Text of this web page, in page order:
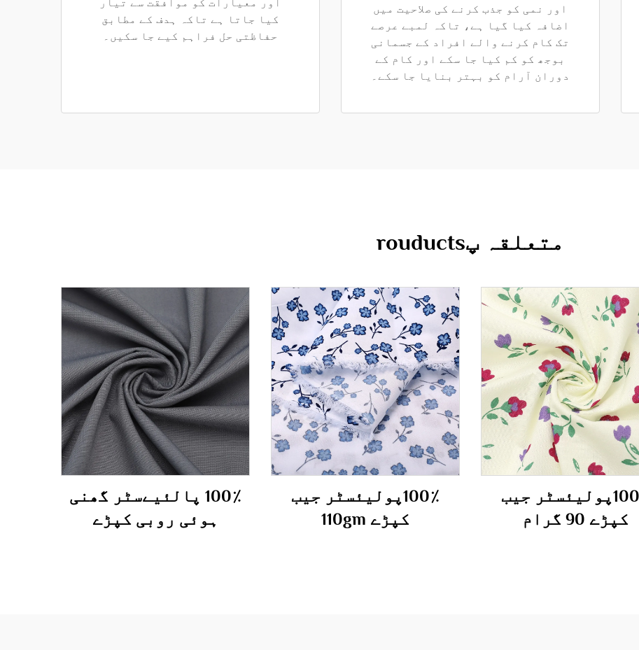
اور نمی کو جذب کرنے کی صلاحیت میں
اضافہ کیا گیا ہے، تاکہ لمبے عرصے
تک کام کرنے والے افراد کے جسمانی
بوجھ کو کم کیا جا سکے اور کام کے
دوران آرام کو بہتر بنایا جا سکے۔
اور معیارات کو موافقت سے تیار
کیا جاتا ہے تاکہ ہدف کے مطابق
حفاظتی حل فراہم کیے جا سکیں۔
متعلقہ پrouducts
100٪پولیئسٹر جیب
کپڑے 90 گرام
100٪پولیئسٹر جیب
کپڑے 110gm
100٪ پالئیےسٹر گھنی
ہوئی روبی کپڑے